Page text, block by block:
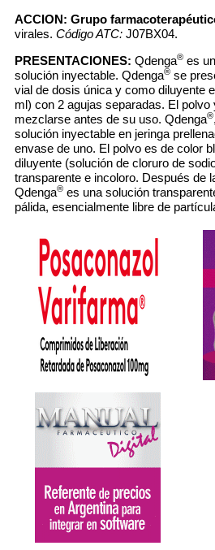
ACCION: Grupo
virales. Código ATC: J07BX04.
PRESENTACIONES: Qdenga® es
solución inyectable. Qdenga® se
vial de dosis única y como diluyente
ml) con 2 agujas separadas. El polvo
mezclarse antes de su uso. Qdenga®
solución inyectable en jeringa
envase de uno. El polvo es de color
diluyente (solución de cloruro de
transparente e incoloro. Después de
Qdenga® es una solución
pálida, esencialmente libre de